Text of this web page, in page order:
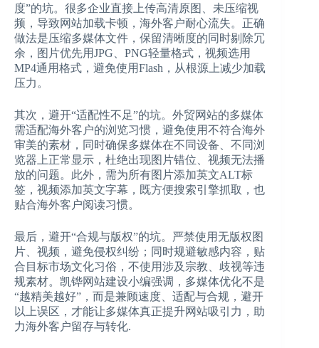
度”的坑。很多企业直接上传高清原图、未压缩视
频，导致网站加载卡顿，海外客户耐心流失。正确
做法是压缩多媒体文件，保留清晰度的同时剔除冗
余，图片优先用JPG、PNG轻量格式，视频选用
MP4通用格式，避免使用Flash，从根源上减少加载
压力。
其次，避开“适配性不足”的坑。外贸网站的多媒体
需适配海外客户的浏览习惯，避免使用不符合海外
审美的素材，同时确保多媒体在不同设备、不同浏
览器上正常显示，杜绝出现图片错位、视频无法播
放的问题。此外，需为所有图片添加英文ALT标
签，视频添加英文字幕，既方便搜索引擎抓取，也
贴合海外客户阅读习惯。
最后，避开“合规与版权”的坑。严禁使用无版权图
片、视频，避免侵权纠纷；同时规避敏感内容，贴
合目标市场文化习俗，不使用涉及宗教、歧视等违
规素材。凯铧网站建设小编强调，多媒体优化不是
“越精美越好”，而是兼顾速度、适配与合规，避开
以上误区，才能让多媒体真正提升网站吸引力，助
力海外客户留存与转化.